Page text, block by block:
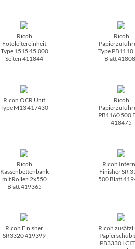
Ricoh
Fotoleitereinheit
Type 1515 45.000
Seiten 411844
Ricoh
Type PB1110
Blatt
Ricoh OCR Unit
Type M13 417430
Ricoh
PB1160 500
418475
Ricoh
Kassenbettenbank
mit Rollen 2x550
Blatt 419365
Ricoh
Finisher SR
500 Blatt
Ricoh Finisher
SR3320 419399
Ricoh
PB3330 LCIT